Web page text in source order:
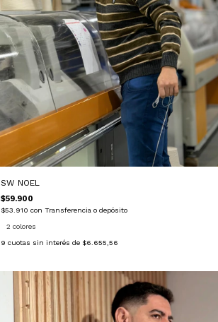
SW NOEL
$59.900
$53.910 con Transferencia o depósito
2 colores
9 cuotas sin interés de $6.655,56